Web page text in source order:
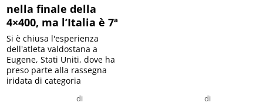
nella finale della
4×400, ma l’Italia è 7ª
di
Si è chiusa l'esperienza
dell'atleta valdostana a
Eugene, Stati Uniti, dove ha
preso parte alla rassegna
iridata di categoria
di